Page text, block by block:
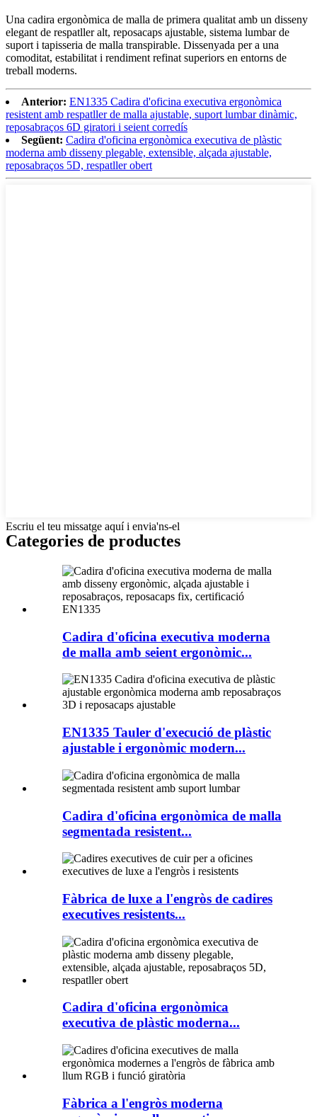
Una cadira ergonòmica de malla de primera qualitat amb un disseny
elegant de respatller alt, reposacaps ajustable, sistema lumbar de
suport i tapisseria de malla transpirable. Dissenyada per a una
comoditat, estabilitat i rendiment refinat superiors en entorns de
treball moderns.
Anterior: EN1335 Cadira d'oficina executiva ergonòmica
resistent amb respatller de malla ajustable, suport lumbar dinàmic,
reposabraços 6D giratori i seient corredís
Següent: Cadira d'oficina ergonòmica executiva de plàstic
moderna amb disseny plegable, extensible, alçada ajustable,
reposabraços 5D, respatller obert
Escriu el teu missatge aquí i envia'ns-el
Categories de productes
Cadira d'oficina executiva moderna
de malla amb seient ergonòmic...
EN1335 Tauler d'execució de plàstic
ajustable i ergonòmic modern...
Cadira d'oficina ergonòmica de malla
segmentada resistent...
Fàbrica de luxe a l'engròs de cadires
executives resistents...
Cadira d'oficina ergonòmica
executiva de plàstic moderna...
Fàbrica a l'engròs moderna